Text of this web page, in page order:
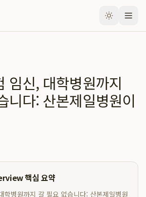
임신, 대학병원까지
니다: 산본제일병원이
핵심 요약
학병원까지 갈 필요 없습니다: 산본제일병원